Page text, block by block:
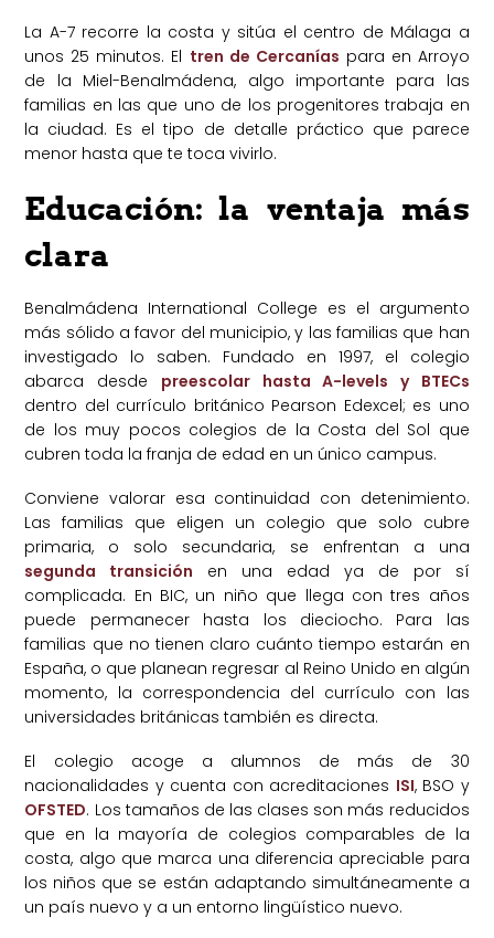
La A-7 recorre la costa y sitúa el centro de Málaga a
unos 25 minutos. El tren de Cercanías para en Arroyo
de la Miel-Benalmádena, algo importante para las
familias en las que uno de los progenitores trabaja en
la ciudad. Es el tipo de detalle práctico que parece
menor hasta que te toca vivirlo.
Educación: la ventaja más
clara
Benalmádena International College es el argumento
más sólido a favor del municipio, y las familias que han
investigado lo saben. Fundado en 1997, el colegio
abarca desde preescolar hasta A-levels y BTECs
dentro del currículo británico Pearson Edexcel; es uno
de los muy pocos colegios de la Costa del Sol que
cubren toda la franja de edad en un único campus.
Conviene valorar esa continuidad con detenimiento.
Las familias que eligen un colegio que solo cubre
primaria, o solo secundaria, se enfrentan a una
segunda transición en una edad ya de por sí
complicada. En BIC, un niño que llega con tres años
puede permanecer hasta los dieciocho. Para las
familias que no tienen claro cuánto tiempo estarán en
España, o que planean regresar al Reino Unido en algún
momento, la correspondencia del currículo con las
universidades británicas también es directa.
El colegio acoge a alumnos de más de 30
nacionalidades y cuenta con acreditaciones ISI, BSO y
OFSTED. Los tamaños de las clases son más reducidos
que en la mayoría de colegios comparables de la
costa, algo que marca una diferencia apreciable para
los niños que se están adaptando simultáneamente a
un país nuevo y a un entorno lingüístico nuevo.